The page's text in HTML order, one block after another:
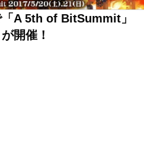
「A 5th of BitSummit」
開催！